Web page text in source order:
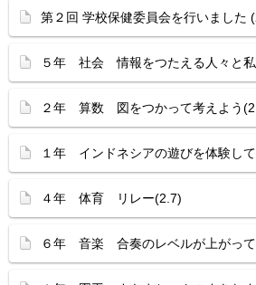
第２回 学校保健委員会を行いました
５年 社会 情報をつたえる人々と
２年 算数 図をつかって考えよう
１年 インドネシアの遊びを体験し
４年 体育 リレー(2.7)
６年 音楽 合奏のレベルが上がって